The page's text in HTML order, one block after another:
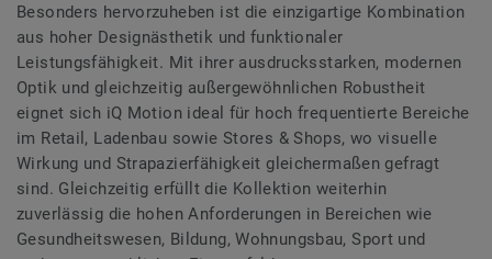
Besonders hervorzuheben ist die einzigartige Kombination
aus hoher Designästhetik und funktionaler
Leistungsfähigkeit. Mit ihrer ausdrucksstarken, modernen
Optik und gleichzeitig außergewöhnlichen Robustheit
eignet sich iQ Motion ideal für hoch frequentierte Bereiche
im Retail, Ladenbau sowie Stores & Shops, wo visuelle
Wirkung und Strapazierfähigkeit gleichermaßen gefragt
sind. Gleichzeitig erfüllt die Kollektion weiterhin
zuverlässig die hohen Anforderungen in Bereichen wie
Gesundheitswesen, Bildung, Wohnungsbau, Sport und